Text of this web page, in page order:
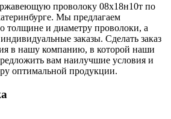
проволоку 08х18н10т по
Мы предлагаем
толщине и диаметру проволоки, а
заказы. Сделать заказ
в нашу компанию, в которой наши
вам наилучшие условия и
оптимальной продукции.